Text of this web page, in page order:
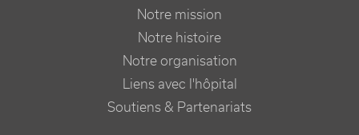
Notre mission
Notre histoire
Notre organisation
Liens avec l'hôpital
Soutiens & Partenariats